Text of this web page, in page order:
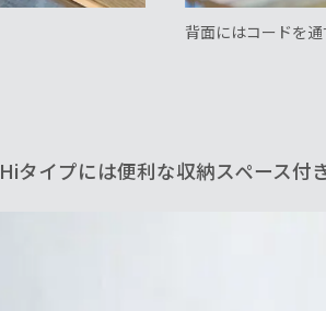
背面にはコードを通
Hiタイプには便利な収納スペース付